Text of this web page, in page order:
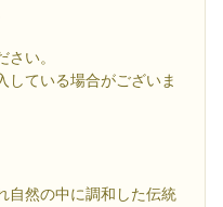
い。
ている場合がございま
自然の中に調和した伝統